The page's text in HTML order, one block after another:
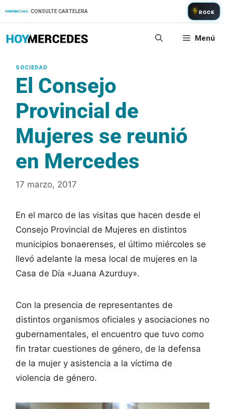
FARMACIAS: CONSULTE CARTELERA ROCK
Menú
El Consejo
Provincial de
Mujeres se reunió
en Mercedes
17 marzo, 2017
En el marco de las visitas que hacen desde el
Consejo Provincial de Mujeres en distintos
municipios bonaerenses, el último miércoles se
llevó adelante la mesa local de mujeres en la
Casa de Día «Juana Azurduy».
Con la presencia de representantes de
distintos organismos oficiales y asociaciones no
gubernamentales, el encuentro que tuvo como
fin tratar cuestiones de género, de la defensa
de la mujer y asistencia a la víctima de
violencia de género.